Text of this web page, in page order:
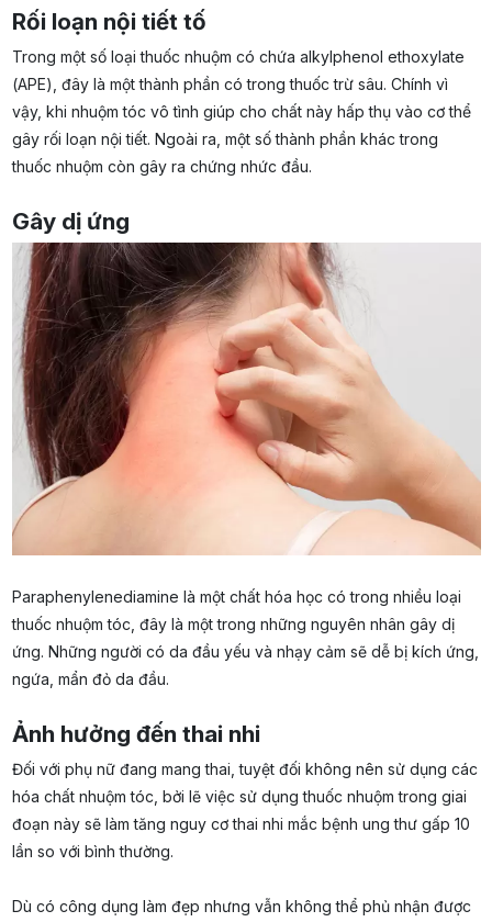
Rối loạn nội tiết tố
Trong một số loại thuốc nhuộm có chứa alkylphenol ethoxylate
(APE), đây là một thành phần có trong thuốc trừ sâu. Chính vì
vậy, khi nhuộm tóc vô tình giúp cho chất này hấp thụ vào cơ thể
gây rối loạn nội tiết. Ngoài ra, một số thành phần khác trong
thuốc nhuộm còn gây ra chứng nhức đầu.
Gây dị ứng
Paraphenylenediamine là một chất hóa học có trong nhiều loại
thuốc nhuộm tóc, đây là một trong những nguyên nhân gây dị
ứng. Những người có da đầu yếu và nhạy cảm sẽ dễ bị kích ứng,
ngứa, mẩn đỏ da đầu.
Ảnh hưởng đến thai nhi
Đối với phụ nữ đang mang thai, tuyệt đối không nên sử dụng các
hóa chất nhuộm tóc, bởi lẽ việc sử dụng thuốc nhuộm trong giai
đoạn này sẽ làm tăng nguy cơ thai nhi mắc bệnh ung thư gấp 10
lần so với bình thường.
Dù có công dụng làm đẹp nhưng vẫn không thể phủ nhận được